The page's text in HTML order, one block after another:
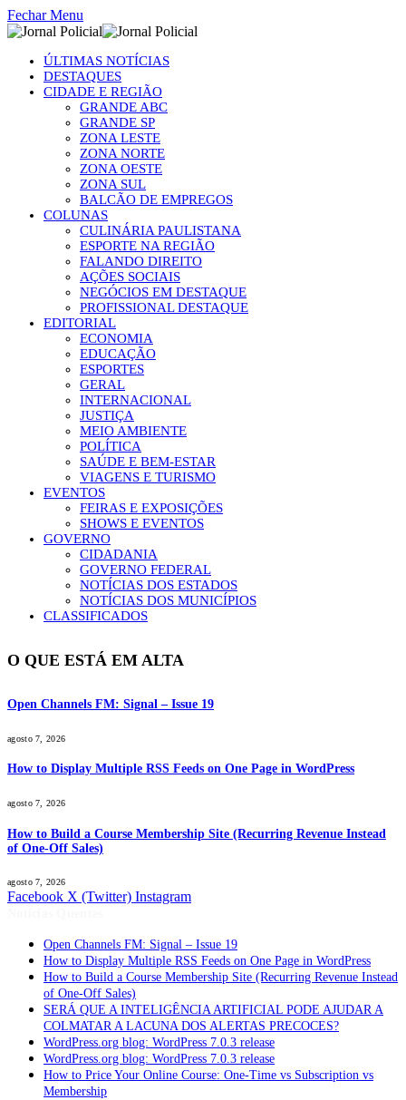
Fechar Menu
ÚLTIMAS NOTÍCIAS
DESTAQUES
CIDADE E REGIÃO
GRANDE ABC
GRANDE SP
ZONA LESTE
ZONA NORTE
ZONA OESTE
ZONA SUL
BALCÃO DE EMPREGOS
COLUNAS
CULINÁRIA PAULISTANA
ESPORTE NA REGIÃO
FALANDO DIREITO
AÇÕES SOCIAIS
NEGÓCIOS EM DESTAQUE
PROFISSIONAL DESTAQUE
EDITORIAL
ECONOMIA
EDUCAÇÃO
ESPORTES
GERAL
INTERNACIONAL
JUSTIÇA
MEIO AMBIENTE
POLÍTICA
SAÚDE E BEM-ESTAR
VIAGENS E TURISMO
EVENTOS
FEIRAS E EXPOSIÇÕES
SHOWS E EVENTOS
GOVERNO
CIDADANIA
GOVERNO FEDERAL
NOTÍCIAS DOS ESTADOS
NOTÍCIAS DOS MUNICÍPIOS
CLASSIFICADOS
O QUE ESTÁ EM ALTA
Open Channels FM: Signal – Issue 19
agosto 7, 2026
How to Display Multiple RSS Feeds on One Page in WordPress
agosto 7, 2026
How to Build a Course Membership Site (Recurring Revenue Instead
of One-Off Sales)
agosto 7, 2026
Facebook X (Twitter) Instagram
Open Channels FM: Signal – Issue 19
How to Display Multiple RSS Feeds on One Page in WordPress
How to Build a Course Membership Site (Recurring Revenue Instead
of One-Off Sales)
SERÁ QUE A INTELIGÊNCIA ARTIFICIAL PODE AJUDAR A
COLMATAR A LACUNA DOS ALERTAS PRECOCES?
WordPress.org blog: WordPress 7.0.3 release
WordPress.org blog: WordPress 7.0.3 release
How to Price Your Online Course: One-Time vs Subscription vs
Membership